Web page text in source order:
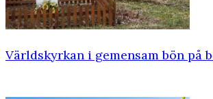
Världskyrkan i gemensam bön på